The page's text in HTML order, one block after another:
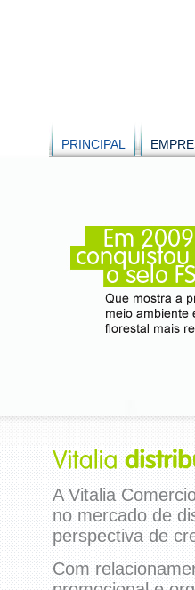
PRINCIPAL
A Vitalia
no mercado de
perspectiva de
Com